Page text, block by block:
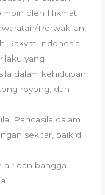
oleh Hikmat
Perwakilan,
Rakyat Indonesia.
yang
dalam kehidupan
royong, dan
Pancasila dalam
sekitar, baik di
air dan bangga